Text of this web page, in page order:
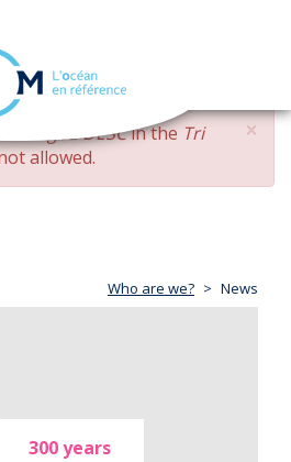
navigation
×
changed DESCin the Tri
allowed.
Who are we? News
300 years